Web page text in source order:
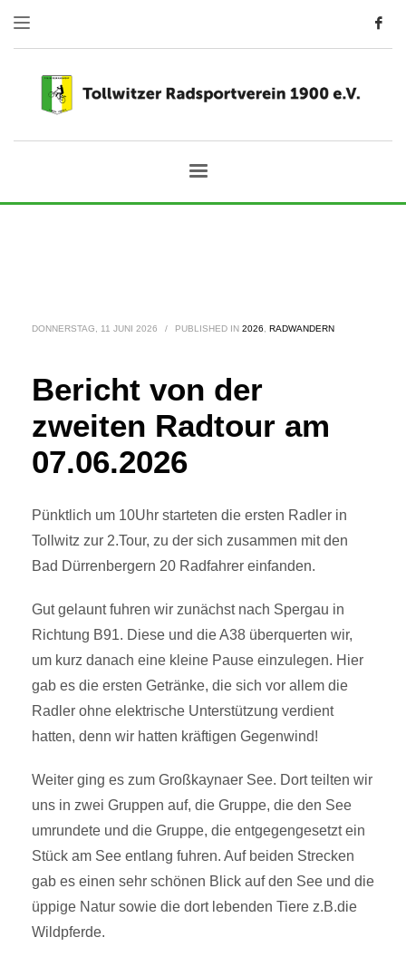
DONNERSTAG, 11 JUNI 2026 / PUBLISHED IN 2026 RADWANDERN
Bericht von der
zweiten Radtour am
07.06.2026
Pünktlich um 10Uhr starteten die ersten Radler in
Tollwitz zur 2.Tour, zu der sich zusammen mit den
Bad Dürrenbergern 20 Radfahrer einfanden.
Gut gelaunt fuhren wir zunächst nach Spergau in
Richtung B91. Diese und die A38 überquerten wir,
um kurz danach eine kleine Pause einzulegen. Hier
gab es die ersten Getränke, die sich vor allem die
Radler ohne elektrische Unterstützung verdient
hatten, denn wir hatten kräftigen Gegenwind!
Weiter ging es zum Großkaynaer See. Dort teilten wir
uns in zwei Gruppen auf, die Gruppe, die den See
umrundete und die Gruppe, die entgegengesetzt ein
Stück am See entlang fuhren. Auf beiden Strecken
gab es einen sehr schönen Blick auf den See und die
üppige Natur sowie die dort lebenden Tiere z.B.die
Wildpferde.